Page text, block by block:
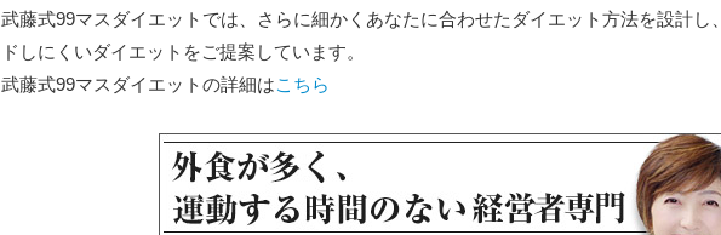
武藤式99マスダイエットでは、さらに細かくあなたに合わせたダイエット方法を設計し
ドしにくいダイエットをご提案しています。
武藤式99マスダイエットの詳細はこちら